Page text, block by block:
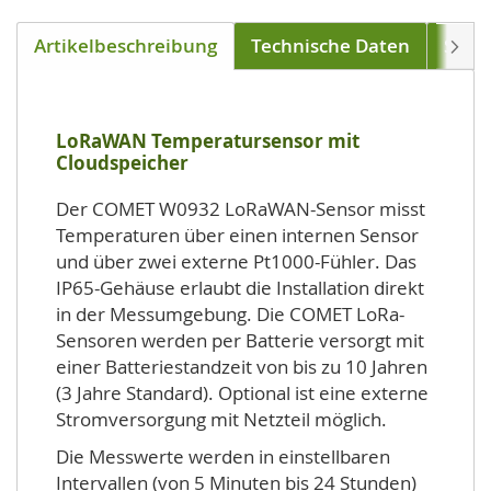
Artikelbeschreibung Technische Daten
LoRaWAN Temperatursensor mit
Cloudspeicher
Der COMET W0932 LoRaWAN-Sensor misst
Temperaturen über einen internen Sensor
und über zwei externe Pt1000-Fühler. Das
IP65-Gehäuse erlaubt die Installation direkt
in der Messumgebung. Die COMET LoRa-
Sensoren werden per Batterie versorgt mit
einer Batteriestandzeit von bis zu 10 Jahren
(3 Jahre Standard). Optional ist eine externe
Stromversorgung mit Netzteil möglich.
Die Messwerte werden in einstellbaren
Intervallen (von 5 Minuten bis 24 Stunden)